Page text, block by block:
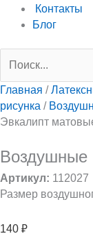
Контакты
Блог
Главная /
рисунка /
Эвкалипт
Артикул: 112027
Размер
140 ₽